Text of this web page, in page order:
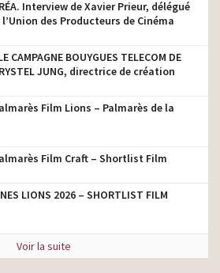
directeur de création
directeur de création
directeur de création
directeur de création
directeur de création
Interview de Xavier Prieur, délégué
l’Union des Producteurs de Cinéma
CAMPAGNE BOUYGUES TELECOM DE
JUNG, directrice de création
Film Lions – Palmarès de la
Film Craft – Shortlist Film
LIONS 2026 – SHORTLIST FILM
Voir la suite